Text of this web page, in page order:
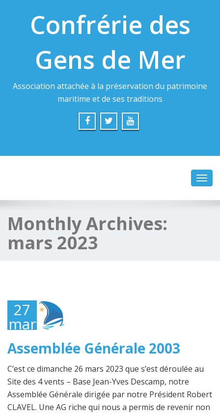
Confrérie des
Gens de Mer
Association attachée à la préservation du patrimoine
maritime et de ses traditions
Monthly Archives:
mars 2023
27
mars
2023
Assemblée Générale 2003
C’est ce dimanche 26 mars 2023 que s’est déroulée au
Site des 4 vents – Base Jean-Yves Descamp, notre
Assemblée Générale dirigée par notre Président Robert
CLAVEL. Une AG riche qui nous a permis de revenir non